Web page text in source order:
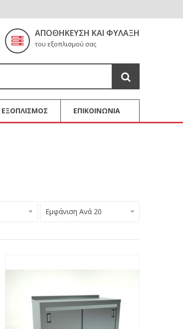
ΑΠΟΘΉΚΕΥΣΗ ΚΑΙ ΦΎΛΑΞΗ
του εξοπλισμού σας
ΕΠΙΚΟΙΝΩΝΙΑ
Εμφάνιση Ανά 20